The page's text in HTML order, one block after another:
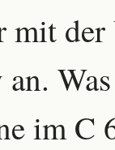
mit
im C